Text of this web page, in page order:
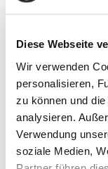
Diese Webseite
Wir verwenden
personalisieren,
zu können und
analysieren.
Verwendung
soziale Medien,
ebenso
freut sich
diskutieren
zu signieren.
– Website